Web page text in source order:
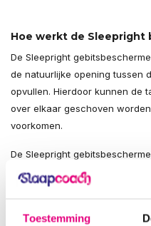
Toestemming
Hoe werkt de Sleepright
De Sleepright
de natuurlijke opening tussen
opvullen. Hierdoor kunnen de
over elkaar geschoven
voorkomen.
De Sleepright
slijtage door knarsen. Het is
leren uw kaakspieren te
te ontspannen.